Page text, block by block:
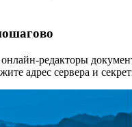
адрес сервера и